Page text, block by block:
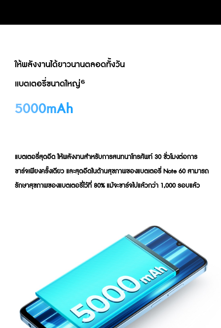
ให้พลังงานได้ยาวนานตลอดทั้งวัน
แบตเตอรี่ขนาดใหญ่⁶
5000mAh
แบตเตอรี่สุดอึด ให้พลังงานสำหรับการสนทนาโทรศัพท์ 30 ชั่วโมงต่อการ
ชาร์จเพียงครั้งเดียว และสุดอึดในด้านสุขภาพของแบตเตอรี่ Note 60 สามารถ
รักษาสุขภาพของแบตเตอรี่ไว้ที่ 80% แม้จะชาร์จไปแล้วกว่า 1,000 รอบแล้ว